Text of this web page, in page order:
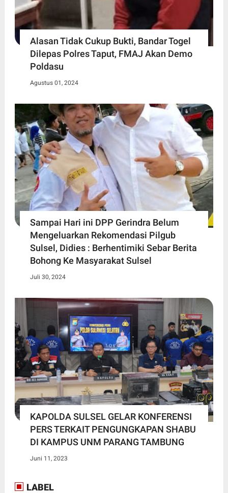
Alasan Tidak Cukup Bukti, Bandar Togel
Dilepas Polres Taput, FMAJ Akan Demo
Poldasu
Agustus 01, 2024
Sampai Hari ini DPP Gerindra Belum
Mengeluarkan Rekomendasi Pilgub
Sulsel, Didies : Berhentimiki Sebar Berita
Bohong Ke Masyarakat Sulsel
Juli 30, 2024
KAPOLDA SULSEL GELAR KONFERENSI
PERS TERKAIT PENGUNGKAPAN SHABU
DI KAMPUS UNM PARANG TAMBUNG
Juni 11, 2023
LABEL